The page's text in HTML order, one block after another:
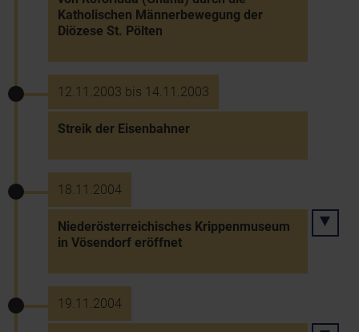
Katholischen Männerbewegung der
Diözese St. Pölten
12.11.2003 bis 14.11.2003
Streik der Eisenbahner
18.11.2004
Niederösterreichisches Krippenmuseum
in Vösendorf eröffnet
19.11.2004